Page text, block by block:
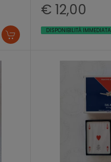
€ 12,00
DISPONIBILITÀ IMMEDIATA